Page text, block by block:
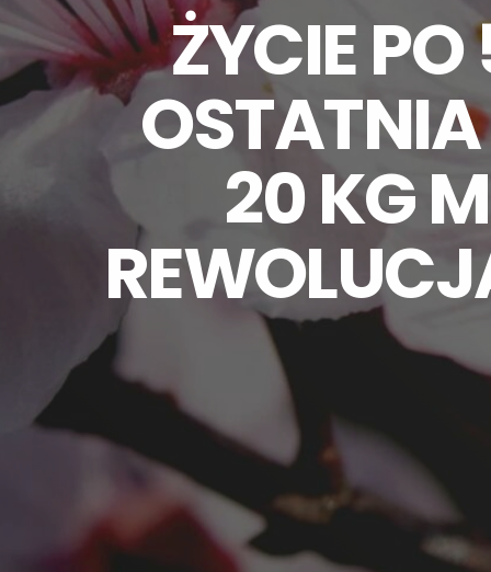
ŻYCIE
20 KG